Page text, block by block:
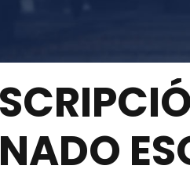
CEIR-ARCO
Código del centro:
C. Villarroel 5-7, 08011